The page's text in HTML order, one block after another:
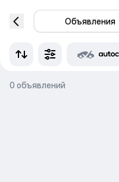
Объявления
0 объявлений